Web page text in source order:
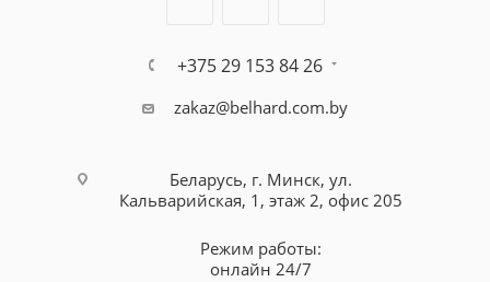
+375 29 153 84 26
zakaz@belhard.com.by
Беларусь, г. Минск, ул.
Кальварийская, 1, этаж 2, офис 205
Режим работы:
онлайн 24/7